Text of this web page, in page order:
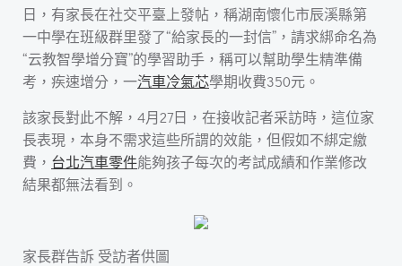
日，有家長在社交平臺上發帖，稱湖南懷化市辰溪縣第
一中學在班級群里發了“給家長的一封信”，請求綁命名為
“云教智學增分寶”的學習助手，稱可以幫助學生精準備
考，疾速增分，一汽車冷氣芯學期收費350元。
該家長對此不解，4月27日，在接收記者采訪時，這位家
長表現，本身不需求這些所謂的效能，但假如不綁定繳
費， 台北汽車零件能夠孩子每次的考試成績和作業修改
結果都無法看到。
家長群告訴 受訪者供圖